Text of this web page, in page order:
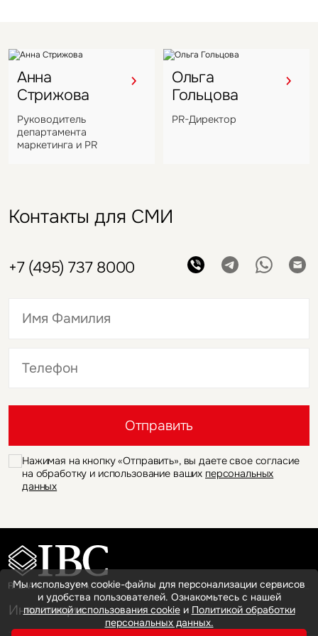
Анна
Стрижова
Руководитель
департамента
маркетинга и PR
Ольга
Гольцова
PR-Директор
Контакты для СМИ
+7 (495) 737 8000
Отправить
Нажимая на кнопку «Отправить», вы даете свое согласие
на обработку и использование ваших персональных
данных
Инвестиции
Мы используем cookie-файлы для персонализации сервисов
и удобства пользователей. Ознакомьтесь с нашей
политикой использования cookieи Политикой обработки
персональных данных.